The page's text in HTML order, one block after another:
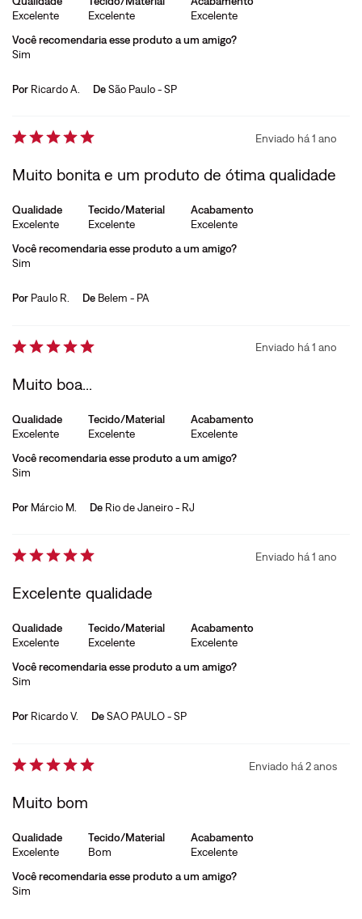
Excelente
Excelente
Excelente
Você recomendaria esse produto a um amigo?
Sim
Por Ricardo A. DeSão Paulo - SP
Enviado há1 ano
Muito bonita e um produto de ótima qualidade
Qualidade
Excelente
Tecido/Material
Excelente
Acabamento
Excelente
Você recomendaria esse produto a um amigo?
Sim
Por Paulo R. De Belem - PA
Enviado há1 ano
Muito boa...
Qualidade
Excelente
Tecido/Material
Excelente
Acabamento
Excelente
Você recomendaria esse produto a um amigo?
Sim
Por Márcio M. De Rio de Janeiro - RJ
Enviado há1 ano
Excelente qualidade
Qualidade
Excelente
Tecido/Material
Excelente
Acabamento
Excelente
Você recomendaria esse produto a um amigo?
Sim
Por Ricardo V. DeSAO PAULO - SP
Enviado há2 anos
Muito bom
Qualidade
Excelente
Tecido/Material
Bom
Acabamento
Excelente
Você recomendaria esse produto a um amigo?
Sim